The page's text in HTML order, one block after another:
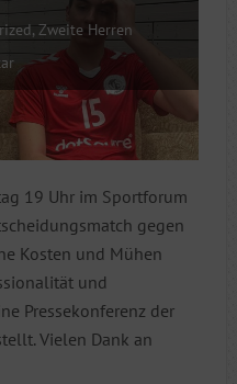
,Zweite Herren
19 Uhr im Sportforum
gegen
Kosten und Mühen
und
Pressekonferenz der
Vielen Dank an